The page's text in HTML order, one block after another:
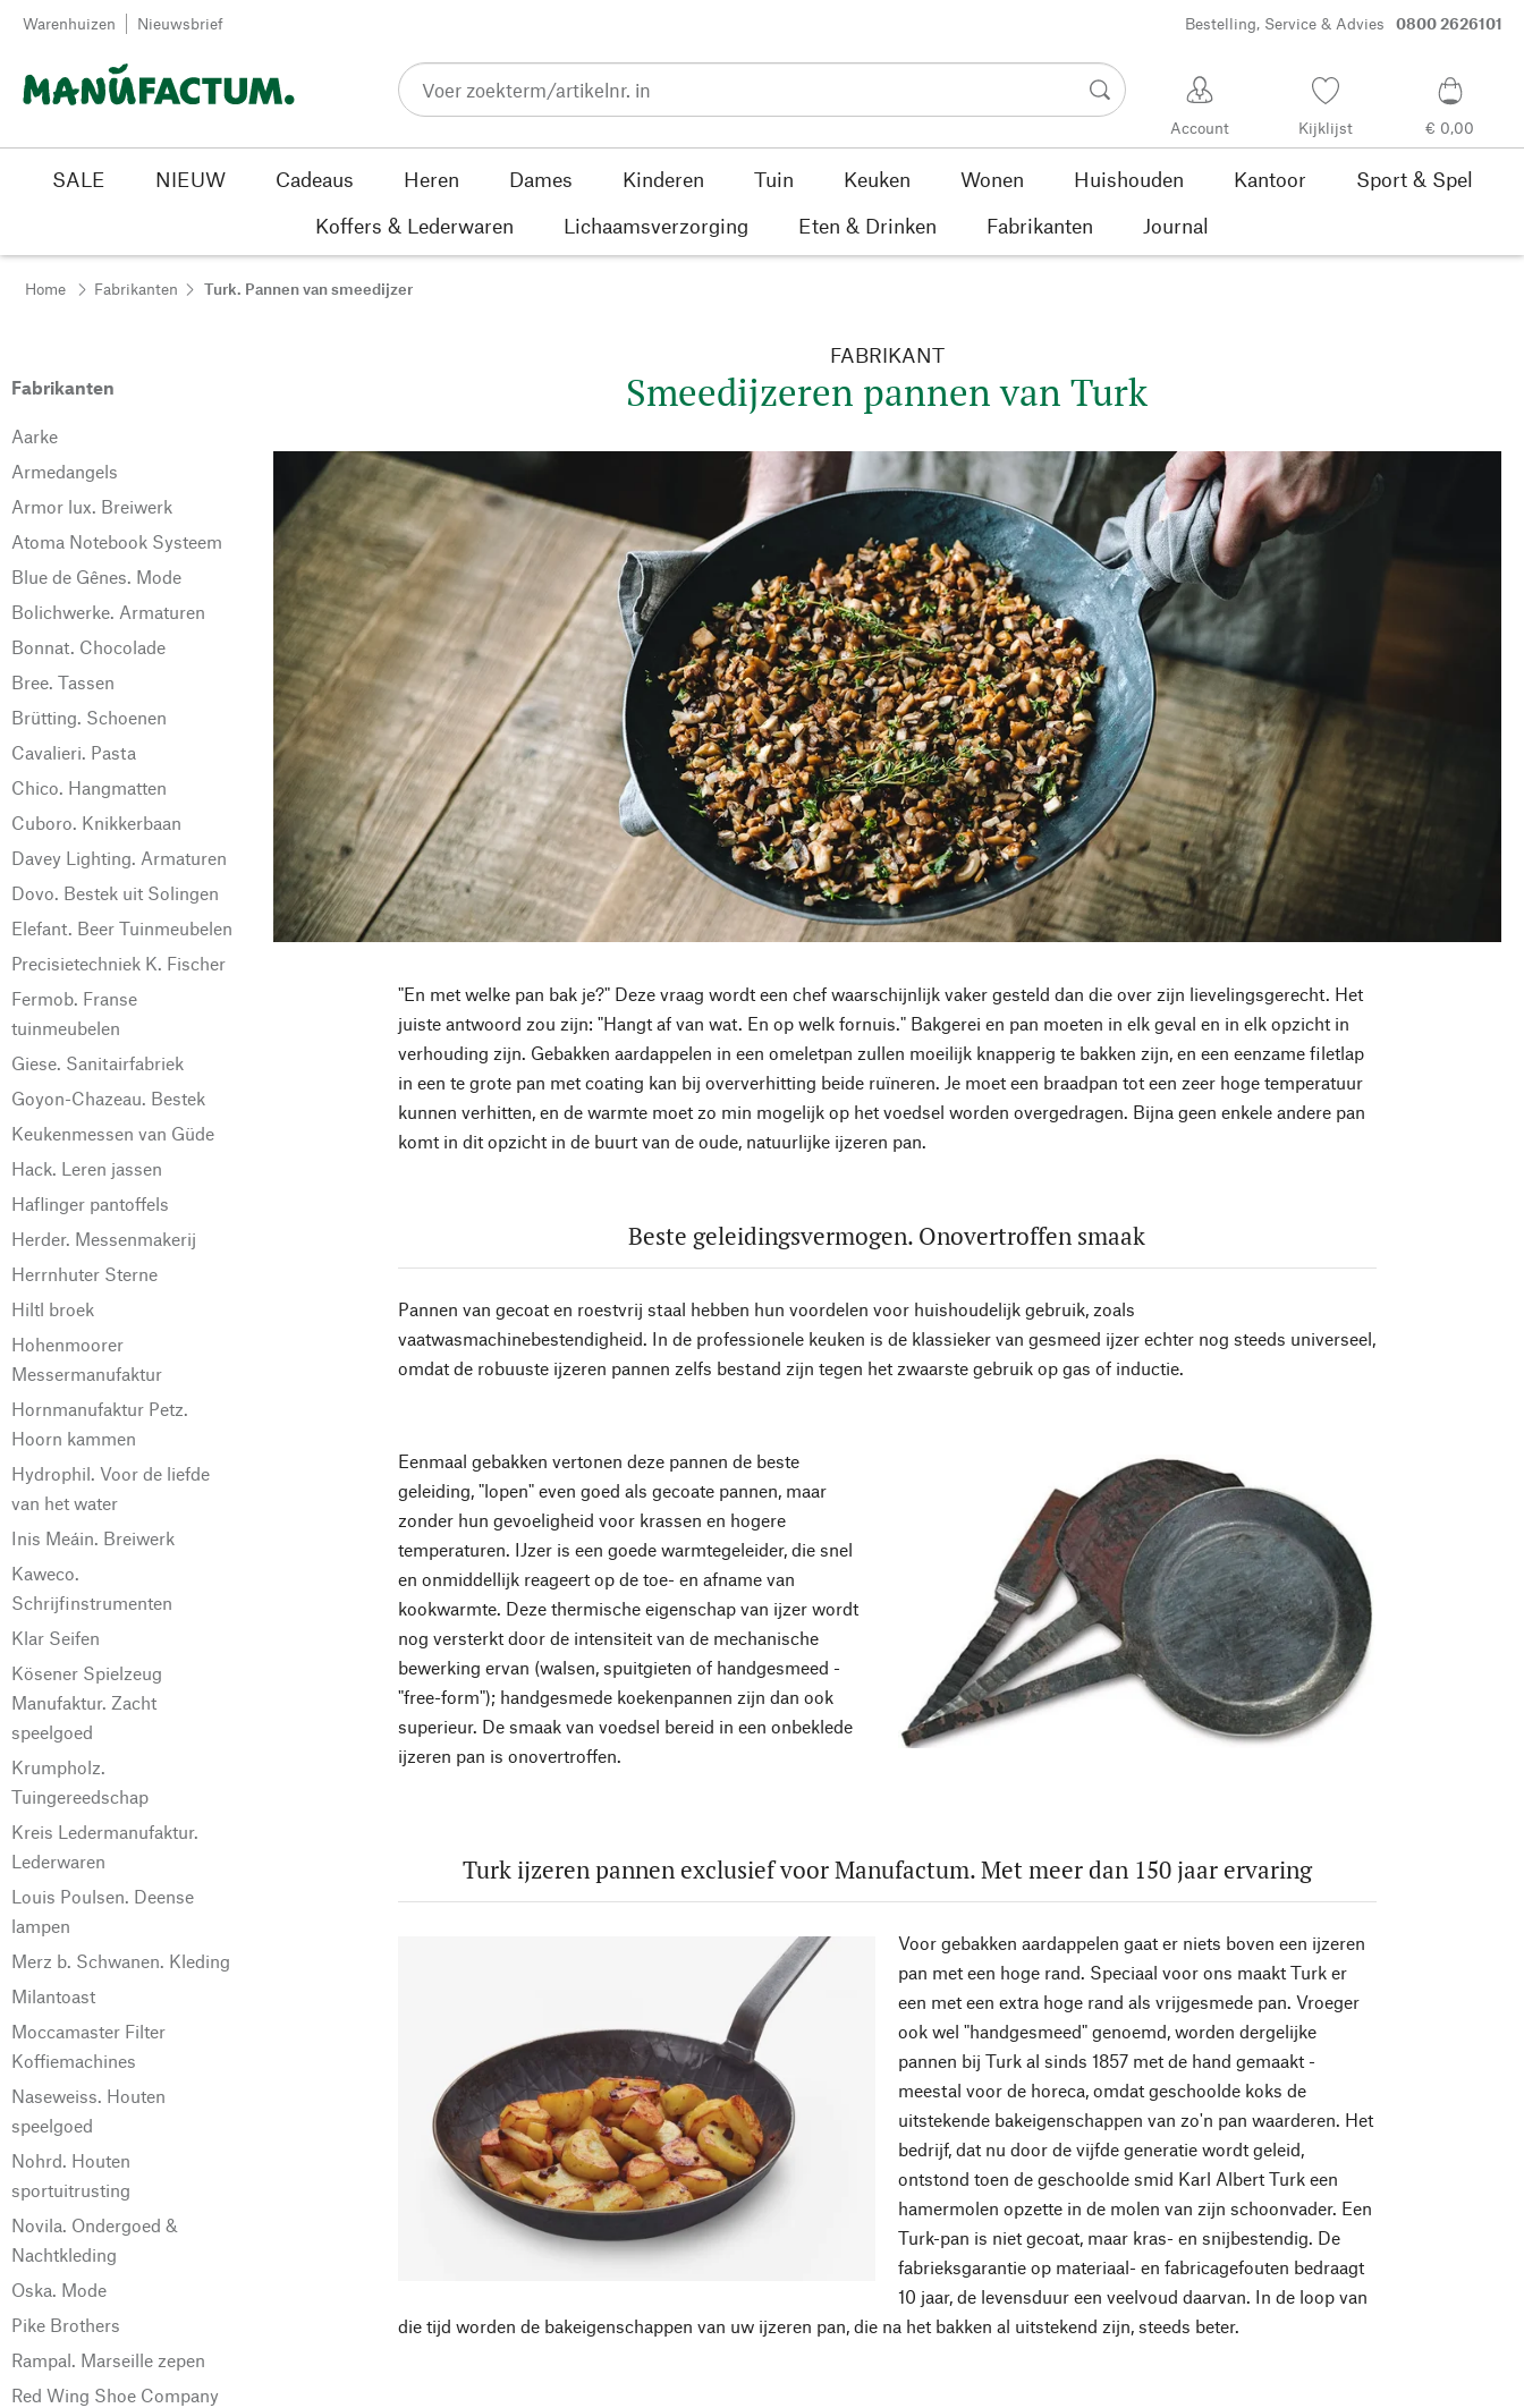
Passer au contenu
Warenhuizen Nieuwsbrief Bestelling, Service & Advies 0800 2626101
Account Kijklijst € 0,00
SALE NIEUW Cadeaus Heren Dames Kinderen Tuin Keuken Wonen Huishouden Kantoor
Sport & Spel
Koffers & Lederwaren
Lichaamsverzorging Eten & Drinken Fabrikanten Journal
Home Fabrikanten Turk. Pannen van smeedijzer
Fabrikanten
Aarke
Armedangels
Armor lux. Breiwerk
Atoma Notebook Systeem
Blue de Gênes. Mode
Bolichwerke. Armaturen
Bonnat. Chocolade
Bree. Tassen
Brütting. Schoenen
Cavalieri. Pasta
Chico. Hangmatten
Cuboro. Knikkerbaan
Davey Lighting. Armaturen
Dovo. Bestek uit Solingen
Elefant. Beer Tuinmeubelen
Precisietechniek K. Fischer
Fermob. Franse
tuinmeubelen
Giese. Sanitairfabriek
Goyon-Chazeau. Bestek
Keukenmessen van Güde
Hack. Leren jassen
Haflinger pantoffels
Herder. Messenmakerij
Herrnhuter Sterne
Hiltl broek
Hohenmoorer
Messermanufaktur
Hornmanufaktur Petz.
Hoorn kammen
Hydrophil. Voor de liefde
van het water
Inis Meáin. Breiwerk
Kaweco.
Schrijfinstrumenten
Klar Seifen
Kösener Spielzeug
Manufaktur. Zacht
speelgoed
Krumpholz.
Tuingereedschap
Kreis Ledermanufaktur.
Lederwaren
Louis Poulsen. Deense
lampen
Merz b. Schwanen. Kleding
Milantoast
Moccamaster Filter
Koffiemachines
Naseweiss. Houten
speelgoed
Nohrd. Houten
sportuitrusting
Novila. Ondergoed &
Nachtkleding
Oska. Mode
Pike Brothers
Rampal. Marseille zepen
Red Wing Shoe Company
FABRIKANT
Smeedijzeren pannen van Turk
"En met welke pan bak je?" Deze vraag wordt een chef waarschijnlijk vaker gesteld dan die over zijn lievelingsgerecht. Het
juiste antwoord zou zijn: "Hangt af van wat. En op welk fornuis." Bakgerei en pan moeten in elk geval en in elk opzicht in
verhouding zijn. Gebakken aardappelen in een omeletpan zullen moeilijk knapperig te bakken zijn, en een eenzame filetlap
in een te grote pan met coating kan bij oververhitting beide ruïneren. Je moet een braadpan tot een zeer hoge temperatuur
kunnen verhitten, en de warmte moet zo min mogelijk op het voedsel worden overgedragen. Bijna geen enkele andere pan
komt in dit opzicht in de buurt van de oude, natuurlijke ijzeren pan.
Beste geleidingsvermogen. Onovertroffen smaak
Pannen van gecoat en roestvrij staal hebben hun voordelen voor huishoudelijk gebruik, zoals
vaatwasmachinebestendigheid. In de professionele keuken is de klassieker van gesmeed ijzer echter nog steeds universeel,
omdat de robuuste ijzeren pannen zelfs bestand zijn tegen het zwaarste gebruik op gas of inductie.
Eenmaal gebakken vertonen deze pannen de beste
geleiding, "lopen" even goed als gecoate pannen, maar
zonder hun gevoeligheid voor krassen en hogere
temperaturen. IJzer is een goede warmtegeleider, die snel
en onmiddellijk reageert op de toe- en afname van
kookwarmte. Deze thermische eigenschap van ijzer wordt
nog versterkt door de intensiteit van de mechanische
bewerking ervan (walsen, spuitgieten of handgesmeed -
"free-form"); handgesmede koekenpannen zijn dan ook
superieur. De smaak van voedsel bereid in een onbeklede
ijzeren pan is onovertroffen.
Turk ijzeren pannen exclusief voor Manufactum. Met meer dan 150 jaar ervaring
Voor gebakken aardappelen gaat er niets boven een ijzeren
pan met een hoge rand. Speciaal voor ons maakt Turk er
een met een extra hoge rand als vrijgesmede pan. Vroeger
ook wel "handgesmeed" genoemd, worden dergelijke
pannen bij Turk al sinds 1857 met de hand gemaakt -
meestal voor de horeca, omdat geschoolde koks de
uitstekende bakeigenschappen van zo'n pan waarderen. Het
bedrijf, dat nu door de vijfde generatie wordt geleid,
ontstond toen de geschoolde smid Karl Albert Turk een
hamermolen opzette in de molen van zijn schoonvader. Een
Turk-pan is niet gecoat, maar kras- en snijbestendig. De
fabrieksgarantie op materiaal- en fabricagefouten bedraagt
10 jaar, de levensduur een veelvoud daarvan. In de loop van
die tijd worden de bakeigenschappen van uw ijzeren pan, die na het bakken al uitstekend zijn, steeds beter.